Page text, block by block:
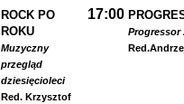
ROCK PO
ROKU
Muzyczny
przegląd
dziesięcioleci
Red. Krzysztof
17:00
Progressor
Red.